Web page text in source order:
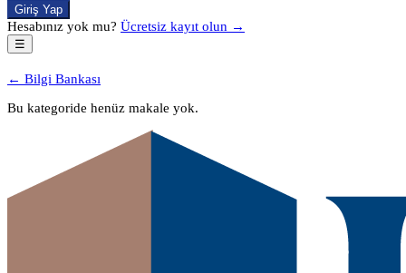
Giriş Yap
Hesabınız yok mu? Ücretsiz kayıt olun →
☰
← Bilgi Bankası
Bu kategoride henüz makale yok.